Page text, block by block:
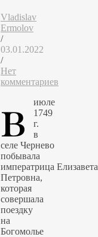
Vladislav
Ermolov
/
03.01.2022
/
Нет
комментариев
в
июле
1749
г.
в
селе Чернево
побывала
императрица Елизавета
Петровна,
которая
совершала
поездку
на
Богомолье